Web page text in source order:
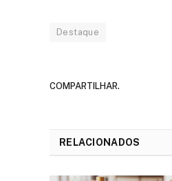
Destaque
COMPARTILHAR.
RELACIONADOS